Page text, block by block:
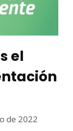
el
de 2022